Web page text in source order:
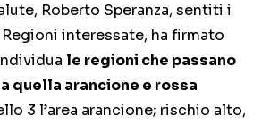
Roberto Speranza, sentiti i
interessate, ha firmato
le regioni che passano
quella arancione e rossa
3 l’area arancione; rischio alto,